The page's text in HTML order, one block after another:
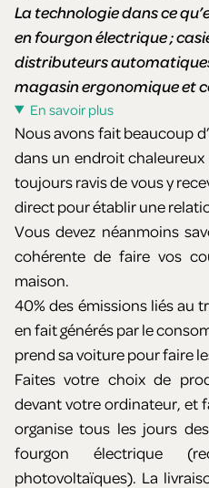
La technologie dans ce
en fourgon électrique ;
distributeurs
magasin ergonomique et
En savoir plus
Nous avons fait beaucoup
dans un endroit
toujours ravis de vous y
direct pour établir une
Vous devez néanmoins
cohérente de faire vos
maison.
40% des émissions liés au
en fait générés par le
prend sa voiture pour faire
Faites votre choix de
devant votre ordinateur, et
organise tous les jours
fourgon électrique
photovoltaïques). La